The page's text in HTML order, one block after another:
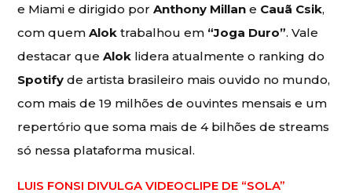
e Miami e dirigido porAnthony Millan e Cauã Csik,
com quemAlok trabalhou em “Joga Duro”. Vale
destacar queAlok lidera atualmente o ranking do
Spotify de artista brasileiro mais ouvido no mundo,
com mais de 19 milhões de ouvintes mensais e um
repertório que soma mais de 4 bilhões de streams
só nessa plataforma musical.
LUIS FONSI DIVULGA VIDEOCLIPE DE “SOLA”